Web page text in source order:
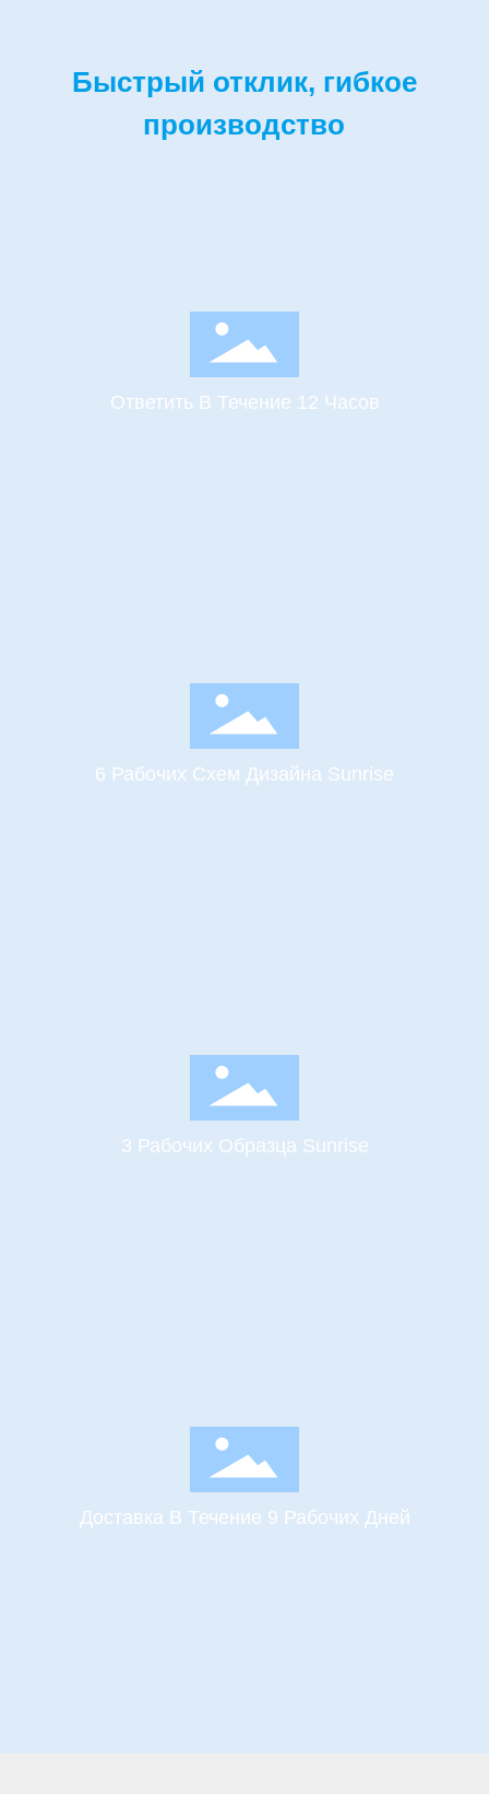
Быстрый отклик, гибкое
производство
Ответить В Течение 12 Часов
6 Рабочих Схем Дизайна Sunrise
3 Рабочих Образца Sunrise
Доставка В Течение 9 Рабочих Дней